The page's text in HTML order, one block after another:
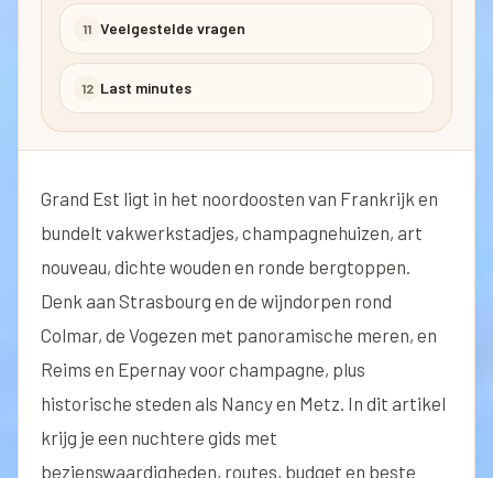
11 Veelgestelde vragen
12 Last minutes
Grand Est ligt in het noordoosten van Frankrijk en
bundelt vakwerkstadjes, champagnehuizen, art
nouveau, dichte wouden en ronde bergtoppen.
Denk aan Strasbourg en de wijndorpen rond
Colmar, de Vogezen met panoramische meren, en
Reims en Epernay voor champagne, plus
historische steden als Nancy en Metz. In dit artikel
krijg je een nuchtere gids met
bezienswaardigheden, routes, budget en beste